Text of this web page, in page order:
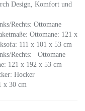
Design, Komfort und
Rechts: Ottomane
Ottomane: 121 x
111 x 101 x 53 cm
Rechts: Ottomane
121 x 192 x 53 cm
Hocker
x 30 cm